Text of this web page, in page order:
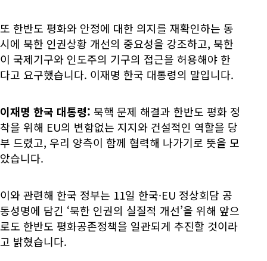
또 한반도 평화와 안정에 대한 의지를 재확인하는 동
시에 북한 인권상황 개선의 중요성을 강조하고, 북한
이 국제기구와 인도주의 기구의 접근을 허용해야 한
다고 요구했습니다. 이재명 한국 대통령의 말입니다.
이재명 한국 대통령: 북핵 문제 해결과 한반도 평화 정
착을 위해 EU의 변함없는 지지와 건설적인 역할을 당
부 드렸고, 우리 양측이 함께 협력해 나가기로 뜻을 모
았습니다.
이와 관련해 한국 정부는 11일 한국·EU 정상회담 공
동성명에 담긴 ‘북한 인권의 실질적 개선’을 위해 앞으
로도 한반도 평화공존정책을 일관되게 추진할 것이라
고 밝혔습니다.